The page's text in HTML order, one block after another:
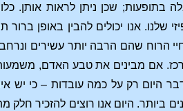
שכן ניתן לראות אותן.
אנו יכולים להבין באופן ברור
הרוח שהם הרבה יותר עשירים
אם מבינים את טבע האדם,
היום רק על כמה עובדות – כי יש
ביותר. היום אנו רוצים להזכיר חלק